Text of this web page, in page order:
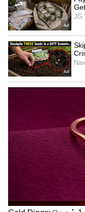
ராசிக்காரர்கள்
3
5
Image Credit : Getty
கடக ராசி
சந்திரனின்